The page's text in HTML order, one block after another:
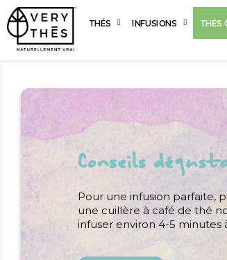
THÉS INFUSIONS THÉS
Conseils
Pour une infusion parfaite,
une cuillère à café de thé
infuser environ 4-5 minutes